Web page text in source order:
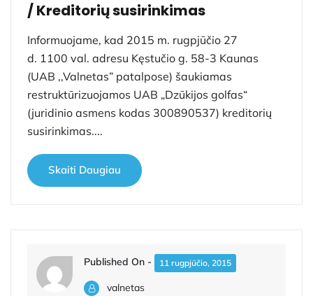
/ Kreditorių susirinkimas
Informuojame, kad 2015 m. rugpjūčio 27
d. 1100 val. adresu Kęstučio g. 58-3 Kaunas
(UAB ,,Valnetas” patalpose) šaukiamas
restruktūrizuojamos UAB „Dzūkijos golfas“
(juridinio asmens kodas 300890537) kreditorių
susirinkimas....
Skaiti Daugiau
Published On - 11 rugpjūčio, 2015
valnetas